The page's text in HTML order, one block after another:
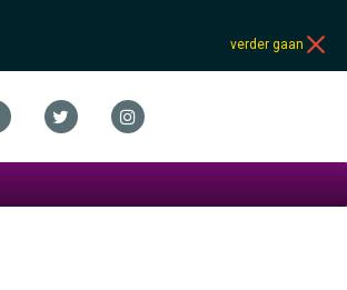
verder gaan